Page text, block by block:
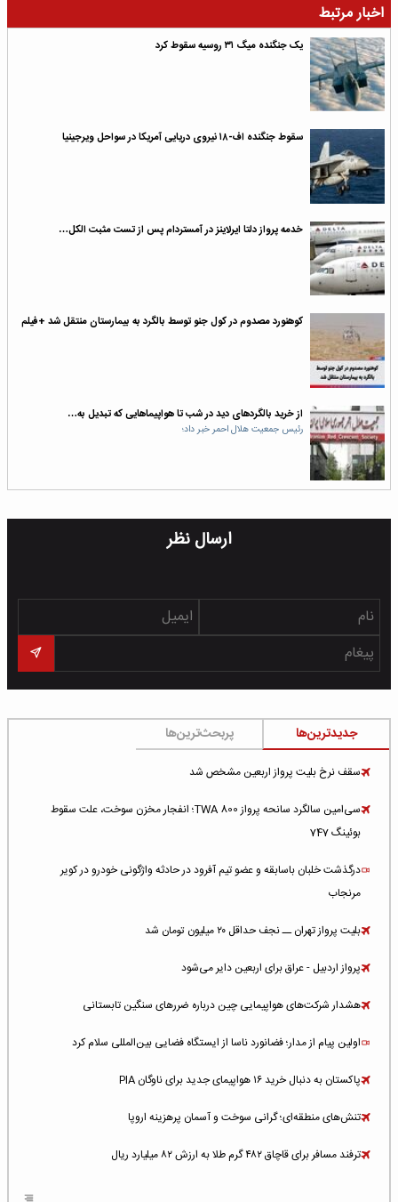
اخبار مرتبط
یک جنگنده میگ ۳۱ روسیه سقوط کرد
سقوط جنگنده اف-۱۸ نیروی دریایی آمریکا در سواحل ویرجینیا
خدمه پرواز دلتا ایرلاینز در آمستردام پس از تست مثبت الکل…
کوهنورد مصدوم در کول جنو توسط بالگرد به بیمارستان منتقل شد +فیلم
از خرید بالگردهای دید در شب تا هواپیماهایی که تبدیل به…
رئیس جمعیت هلال احمر خبر داد؛
ارسال نظر
جدیدترین‌ها پربحث‌ترین‌ها
سقف نرخ بلیت پرواز اربعین مشخص شد
سی‌امین سالگرد سانحه پرواز TWA 800؛ انفجار مخزن سوخت، علت سقوط
بوئینگ 747
درگذشت خلبان باسابقه و عضو تیم آفرود در حادثه واژگونی خودرو در کویر
مرنجاب
بلیت پرواز تهران ــ نجف حداقل ۲۰ میلیون تومان شد
پرواز اردبیل - عراق برای اربعین دایر می‌شود
هشدار شرکت‌های هواپیمایی چین درباره ضررهای سنگین تابستانی
اولین پیام از مدار؛ فضانورد ناسا از ایستگاه فضایی بین‌المللی سلام کرد
پاکستان به دنبال خرید ۱۶ هواپیمای جدید برای ناوگان PIA
تنش‌های منطقه‌ای؛ گرانی سوخت و آسمان پرهزینه اروپا
ترفند مسافر برای قاچاق ۴۸۲ گرم طلا به ارزش ۸۲ میلیارد ریال